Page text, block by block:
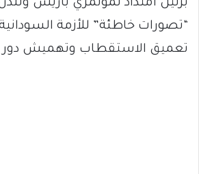
برلين امتداد لمؤتمري باريس
“تصورات خاطئة” للأزمة
تعميق الاستقطاب وتهميش دور